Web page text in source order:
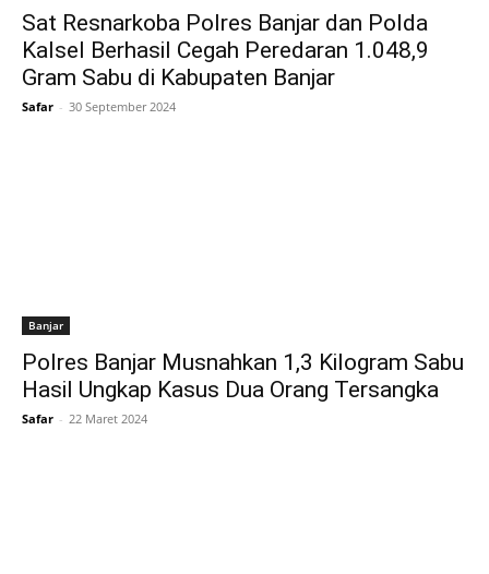
Sat Resnarkoba Polres Banjar dan Polda
Kalsel Berhasil Cegah Peredaran 1.048,9
Gram Sabu di Kabupaten Banjar
Safar - 30 September 2024
Banjar
Polres Banjar Musnahkan 1,3 Kilogram Sabu
Hasil Ungkap Kasus Dua Orang Tersangka
Safar - 22 Maret 2024